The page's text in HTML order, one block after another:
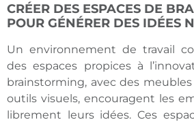
CRÉER DES ESPACES DE
POUR GÉNÉRER DES IDÉES
Un environnement de travail
des espaces propices à
brainstorming, avec des
outils visuels, encouragent les
librement leurs idées. Ces